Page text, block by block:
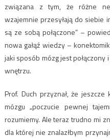
związana z tym, że różne
wzajemnie przesyłają do siebie
są ze sobą połączone” –
nowa gałąź wiedzy –
jaki sposób mózg jest połączony
wnętrzu.
Prof. Duch przyznał, że
mózgu „poczucie pewnej
rozumiemy. Ale teraz trudno mi
dla której nie znalazłbym